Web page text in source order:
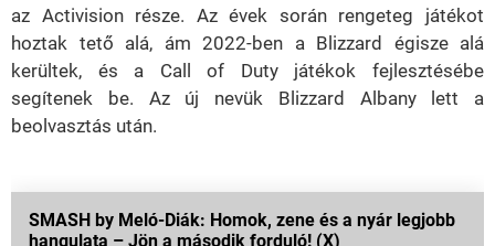
az Activision része. Az évek során rengeteg játékot
hoztak tető alá, ám 2022-ben a Blizzard égisze alá
kerültek, és a Call of Duty játékok fejlesztésébe
segítenek be. Az új nevük Blizzard Albany lett a
beolvasztás után.
SMASH by Meló-Diák: Homok, zene és a nyár legjobb
hangulata – Jön a második forduló! (X)